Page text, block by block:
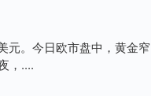
元。今日欧市盘中，黄金窄
，....